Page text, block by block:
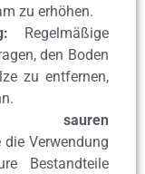
zu erhöhen.
Regelmäßige
den Boden
zu entfernen,
sauren
Verwendung
Bestandteile